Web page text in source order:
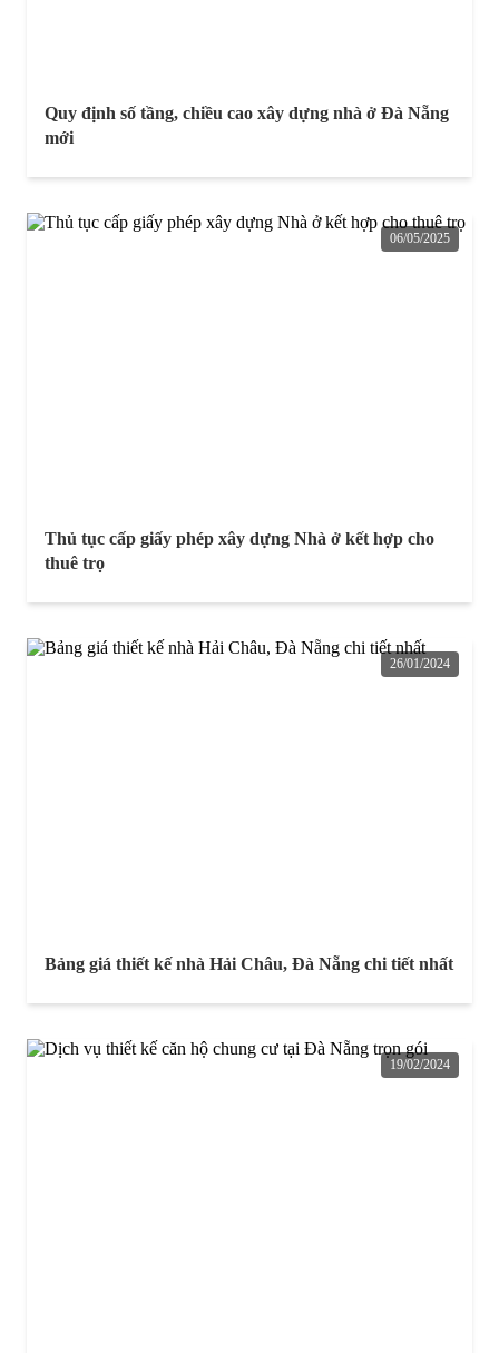
Quy định số tầng, chiều cao xây dựng nhà ở Đà Nẵng
mới
06/05/2025
Thủ tục cấp giấy phép xây dựng Nhà ở kết hợp cho
thuê trọ
26/01/2024
Bảng giá thiết kế nhà Hải Châu, Đà Nẵng chi tiết nhất
19/02/2024